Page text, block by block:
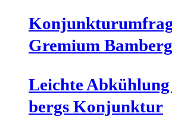
Gre­mi­um Bamberg
Leich­te
bergs Konjunktur